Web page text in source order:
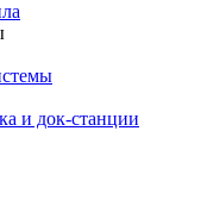
и док-станции